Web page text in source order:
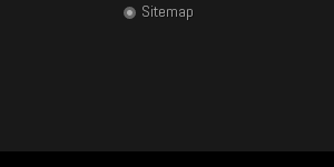
Sitemap